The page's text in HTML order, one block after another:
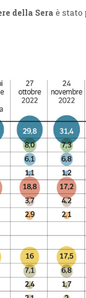
della Sera è stato